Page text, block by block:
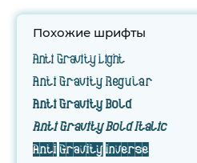
Похожие шрифты
Anti Gravity Light
Anti Gravity Regular
Anti Gravity Bold
Anti Gravity Bold Italic
Anti Gravity Inverse